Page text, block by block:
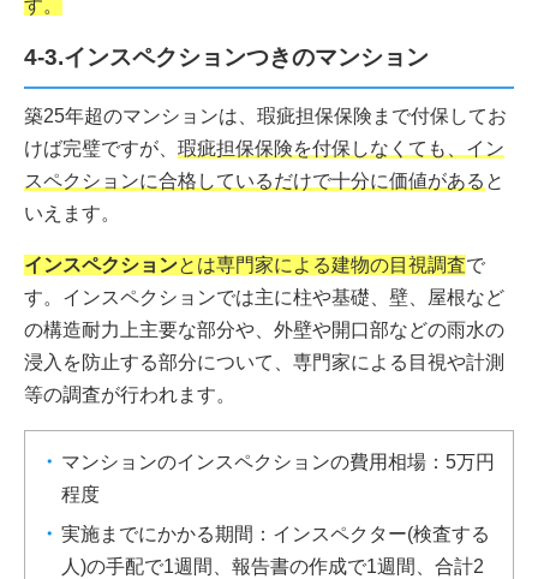
す。
4-3.インスペクションつきのマンション
築25年超のマンションは、瑕疵担保保険まで付保してお
けば完璧ですが、 瑕疵担保保険を付保しなくても、イン
スペクションに合格しているだけで十分に価値がある と
いえます。
インスペクションとは専門家による建物の目視調査で
す。インスペクションでは主に柱や基礎、壁、屋根など
の構造耐力上主要な部分や、外壁や開口部などの雨水の
浸入を防止する部分について、専門家による目視や計測
等の調査が行われます。
マンションのインスペクションの費用相場：5万円
程度
実施までにかかる期間：インスペクター(検査する
人)の手配で1週間、報告書の作成で1週間、合計2